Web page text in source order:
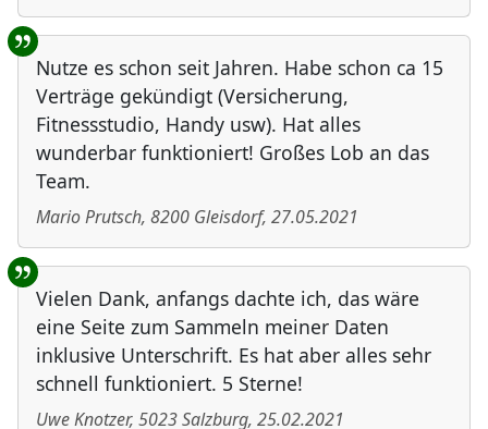
Nutze es schon seit Jahren. Habe schon ca 15
Verträge gekündigt (Versicherung,
Fitnessstudio, Handy usw). Hat alles
wunderbar funktioniert! Großes Lob an das
Team.
Mario Prutsch, 8200 Gleisdorf, 27.05.2021
Vielen Dank, anfangs dachte ich, das wäre
eine Seite zum Sammeln meiner Daten
inklusive Unterschrift. Es hat aber alles sehr
schnell funktioniert. 5 Sterne!
Uwe Knotzer, 5023Salzburg, 25.02.2021